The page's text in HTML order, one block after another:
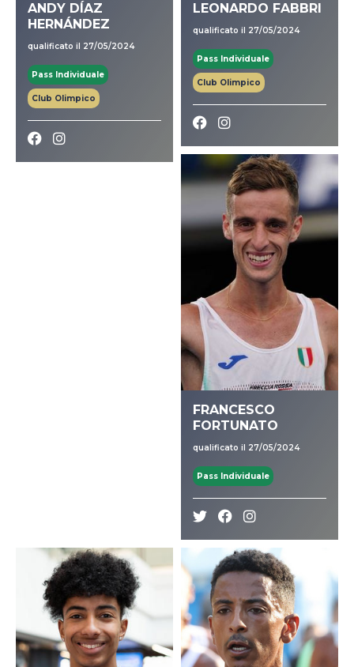
ANDY DÍAZ
HERNÁNDEZ
qualificato il 27/05/2024
Pass Individuale
Club Olimpico
LEONARDO FABBRI
qualificato il 27/05/2024
Pass Individuale
Club Olimpico
FRANCESCO
FORTUNATO
qualificato il 27/05/2024
Pass Individuale